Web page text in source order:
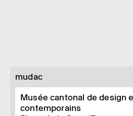
mudac
Musée cantonal de design
contemporains